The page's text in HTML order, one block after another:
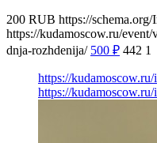
200 RUB https://schema.org/
https://kudamoscow.ru/
dnja-rozhdenija/ 500 ₽ 442 1
https://
https://